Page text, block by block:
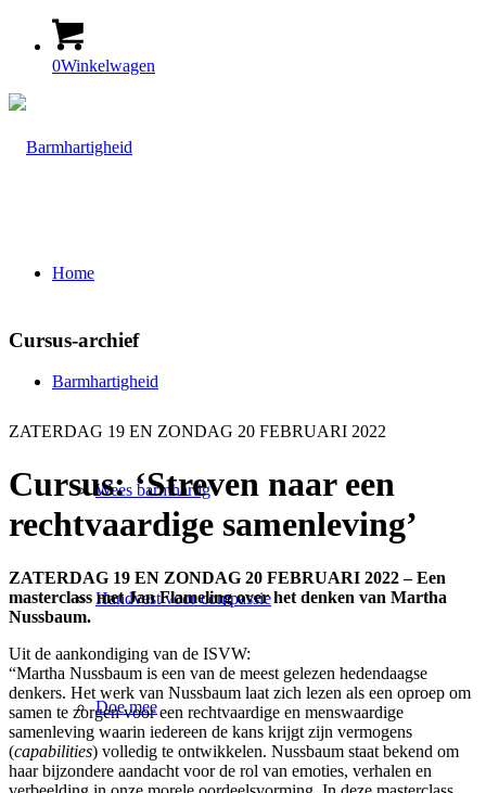
0Winkelwagen
Home
Barmhartigheid
Wees barmhartig
Handvest voor compassie
Doe mee
Cursus-archief
ZATERDAG 19 EN ZONDAG 20 FEBRUARI 2022
Cursus: ‘Streven naar een
rechtvaardige samenleving’
ZATERDAG 19 EN ZONDAG 20 FEBRUARI 2022 – Een
masterclass met Jan Flameling over het denken van Martha
Nussbaum.
Uit de aankondiging van de ISVW:
“Martha Nussbaum is een van de meest gelezen hedendaagse
denkers. Het werk van Nussbaum laat zich lezen als een oproep om
samen te zorgen voor een rechtvaardige en menswaardige
samenleving waarin iedereen de kans krijgt zijn vermogens
(capabilities) volledig te ontwikkelen. Nussbaum staat bekend om
haar bijzondere aandacht voor de rol van emoties, verhalen en